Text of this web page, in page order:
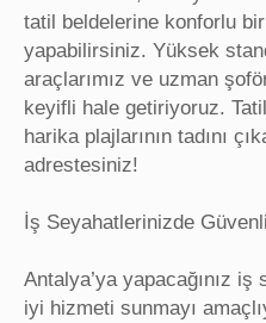
tatil beldelerine konforlu
yapabilirsiniz. Yüksek
araçlarımız ve uzman
keyifli hale getiriyoruz.
harika plajlarının tadını
adrestesiniz!
İş Seyahatlerinizde
Antalya’ya yapacağınız
iyi hizmeti sunmayı